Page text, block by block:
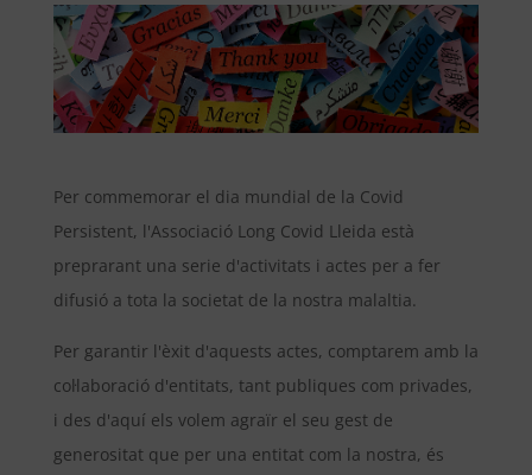
Per commemorar el dia mundial de la Covid
Persistent, l'Associació Long Covid Lleida està
preprarant una serie d'activitats i actes per a fer
difusió a tota la societat de la nostra malaltia.
Per garantir l'èxit d'aquests actes, comptarem amb la
col·laboració d'entitats, tant publiques com privades,
i des d'aquí els volem agraïr el seu gest de
generositat que per una entitat com la nostra, és